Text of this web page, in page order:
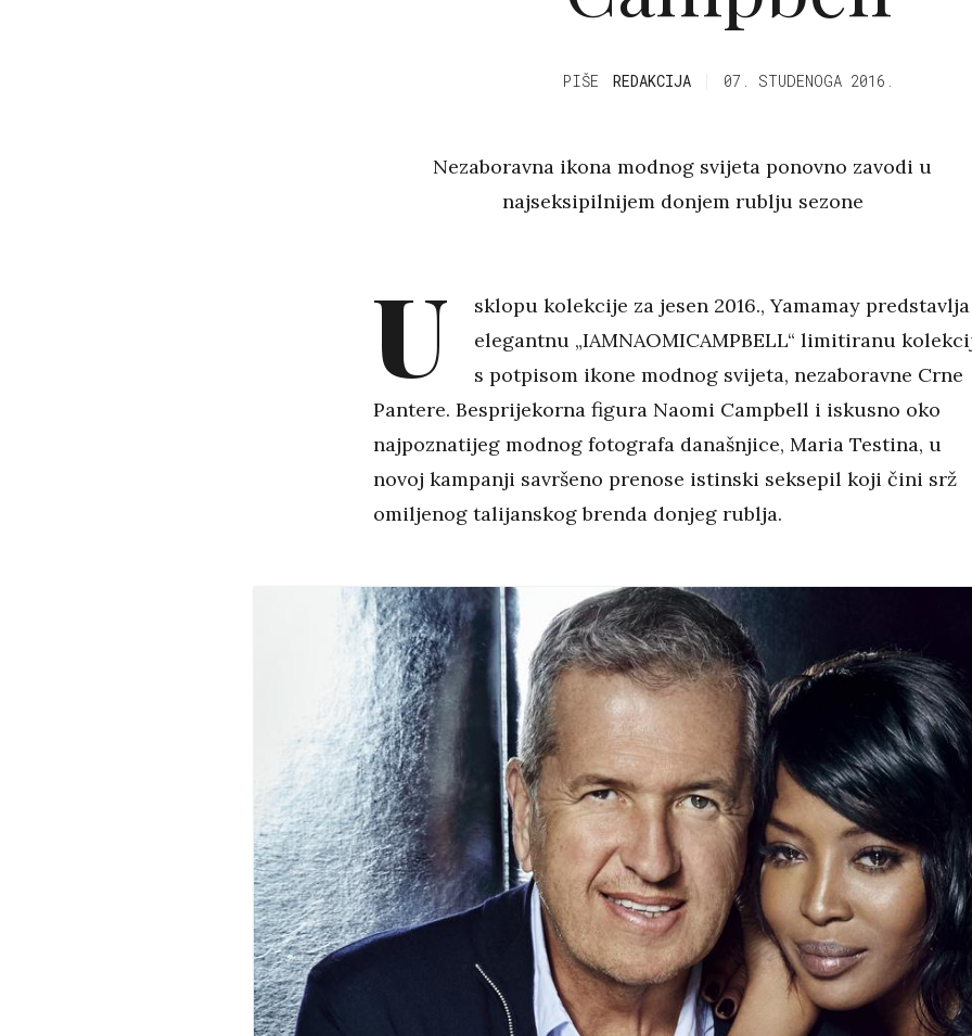
PIŠE REDAKCIJA 07. STUDENOGA 2016.
Nezaboravna ikona modnog svijeta ponovno zavodi u
najseksipilnijem donjem rublju sezone
U
sklopu kolekcije za jesen 2016., Yamamay predstavlja
elegantnu „IAMNAOMICAMPBELL“ limitiranu
s potpisom ikone modnog svijeta, nezaboravne Crne
Pantere. Besprijekorna figura Naomi Campbell i iskusno oko
najpoznatijeg modnog fotografa današnjice, Maria Testina, u
novoj kampanji savršeno prenose istinski seksepil koji čini srž
omiljenog talijanskog brenda donjeg rublja.